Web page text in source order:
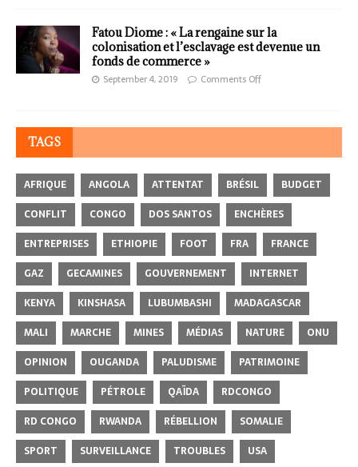
Fatou Diome : « La rengaine sur la
colonisation et l’esclavage est devenue un
fonds de commerce »
September 4, 2019 Comments Off
TAGS
AFRIQUE ANGOLA ATTENTAT BRÉSIL
BUDGET
CONFLIT
CONGO DOS SANTOS
ENCHÈRES
ENTREPRISES
ETHIOPIE FOOT FRA
FRANCE
GAZ
GECAMINES GOUVERNEMENT
INTERNET
KENYA
KINSHASA LUBUMBASHI
MADAGASCAR
MALI
MARCHE MINES MÉDIAS NATURE
ONU
OPINION
OUGANDA PALUDISME
PATRIMOINE
POLITIQUE
PÉTROLE QAÏDA
RDCONGO
RD CONGO
RWANDA RÉBELLION
SOMALIE
SPORT
SURVEILLANCE TROUBLES USA